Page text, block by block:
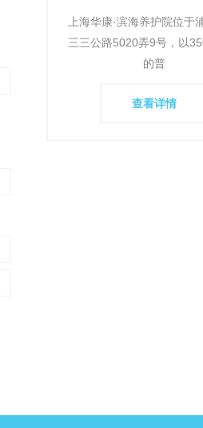
上海华康·滨海养护院位于
三三公路5020弄9号，以
的普
查看详情